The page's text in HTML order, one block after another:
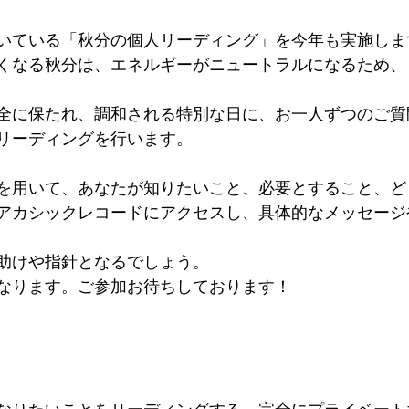
ている「秋分の個人リーディング」を今年も実施し
なる秋分は、エネルギーがニュートラルになるため
に保たれ、調和される特別な日に、お一人ずつのご
ーディングを行います。
用いて、あなたが知りたいこと、必要とすること、
カシックレコードにアクセスし、具体的なメッセー
けや指針となるでしょう。
ります。ご参加お待ちしております！